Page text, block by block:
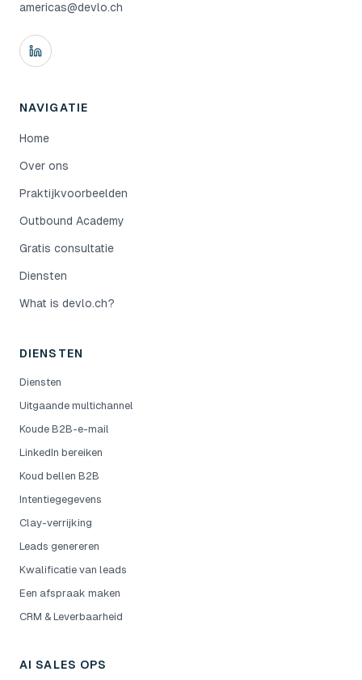
americas@devlo.ch
NAVIGATIE
Home
Over ons
Praktijkvoorbeelden
Outbound Academy
Gratis consultatie
Diensten
What is devlo.ch?
DIENSTEN
Diensten
Uitgaande multichannel
Koude B2B-e-mail
LinkedIn bereiken
Koud bellen B2B
Intentiegegevens
Clay-verrijking
Leads genereren
Kwalificatie van leads
Een afspraak maken
CRM & Leverbaarheid
AI SALES OPS